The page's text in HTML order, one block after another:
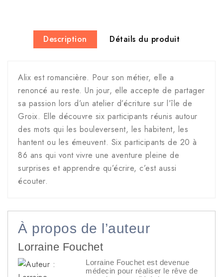
Description Détails du produit
Alix est romancière. Pour son métier, elle a
renoncé au reste. Un jour, elle accepte de partager
sa passion lors d’un atelier d’écriture sur l’île de
Groix. Elle découvre six participants réunis autour
des mots qui les bouleversent, les habitent, les
hantent ou les émeuvent. Six participants de 20 à
86 ans qui vont vivre une aventure pleine de
surprises et apprendre qu’écrire, c’est aussi
écouter.
À propos de l’auteur
Lorraine Fouchet
Lorraine Fouchet est devenue
médecin pour réaliser le rêve de